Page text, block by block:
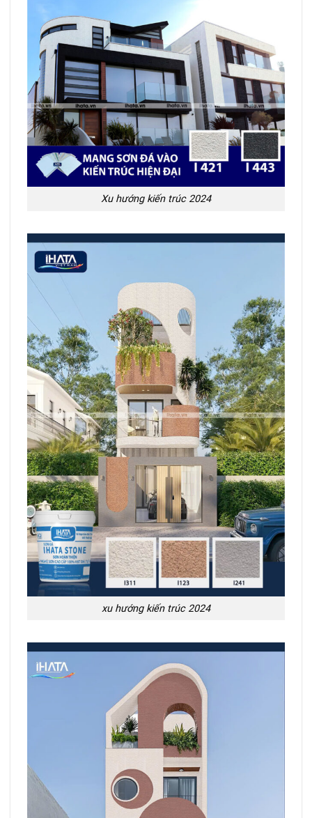
Xu hướng kiến trúc 2024
xu hướng kiến trúc 2024